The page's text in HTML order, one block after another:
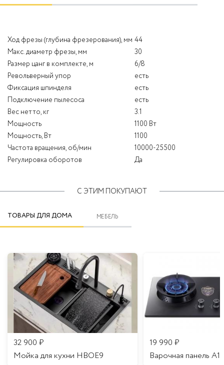
Ход фрезы (глубина фрезерования), мм 44
Макс. диаметр фрезы, мм
30
Размер цанг в комплекте, м
6/8
Револьверный упор
есть
Фиксация шпинделя
есть
Подключение пылесоса
есть
Вес нетто, кг
3.1
Мощность
1100 Вт
Мощность, Вт
1100
Частота вращения, об/мин
10000-25500
Регулировка оборотов
Да
С ЭТИМ ПОКУПАЮТ
ТОВАРЫ ДЛЯ ДОМА МЕБЕЛЬ
32 900 ₽
Мойка для кухни HBOE9
19 990 ₽
Варочная панель A16